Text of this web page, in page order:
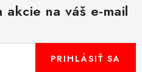
na váš e-mail
PRIHLÁSIŤ SA